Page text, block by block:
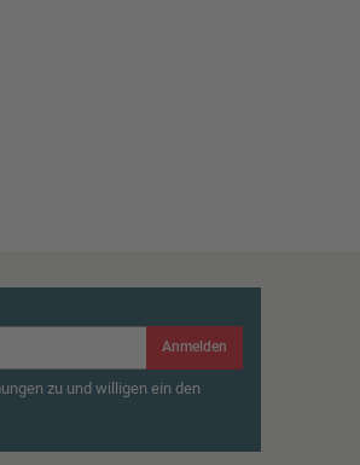
Anmelden
zu und willigen ein den